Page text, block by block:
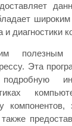
и диагностики
полезным
Эта
подробную